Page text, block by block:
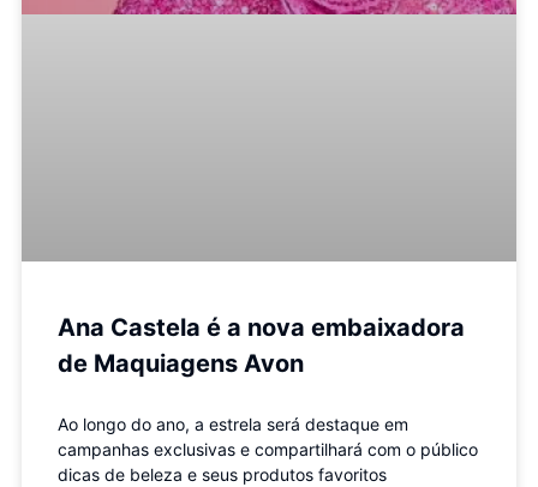
Ana Castela é a nova embaixadora
de Maquiagens Avon
Ao longo do ano, a estrela será destaque em
campanhas exclusivas e compartilhará com o público
dicas de beleza e seus produtos favoritos